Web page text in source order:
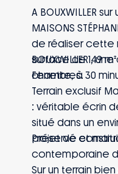
A BOUXWILLER
MAISONS
de réaliser cette
surface de 149
chambres.
BOUXWILLER ,
Ferrette, à 30
Terrain exclusif
: véritable écrin
situé dans un
préservé et
Projet de
contemporaine
Sur un terrain